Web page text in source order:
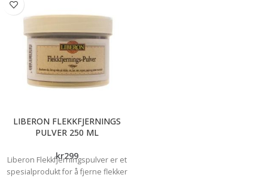
LIBERON FLEKKFJERNINGS
PULVER 250 ML
kr299
Liberon Flekkfjerningspulver er et
spesialprodukt for å fjerne flekker